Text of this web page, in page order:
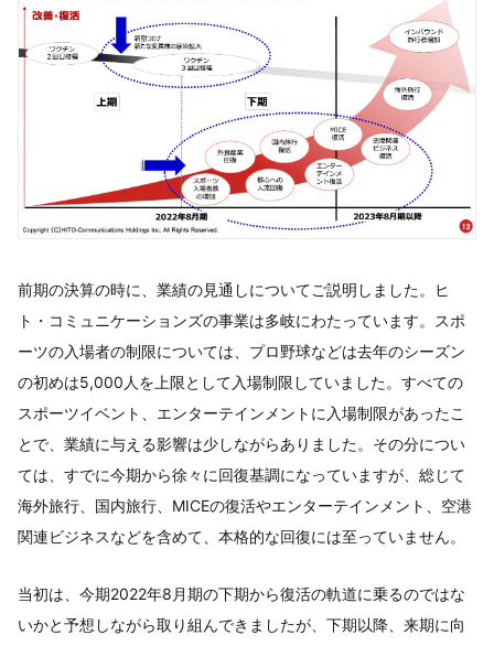
前期の決算の時に、業績の見通しについてご説明しました。ヒ
ト・コミュニケーションズの事業は多岐にわたっています。スポ
ーツの入場者の制限については、プロ野球などは去年のシーズン
の初めは5,000人を上限として入場制限していました。すべての
スポーツイベント、エンターテインメントに入場制限があったこ
とで、業績に与える影響は少しながらありました。その分につい
ては、すでに今期から徐々に回復基調になっていますが、総じて
海外旅行、国内旅行、MICEの復活やエンターテインメント、空港
関連ビジネスなどを含めて、本格的な回復には至っていません。
当初は、今期2022年8月期の下期から復活の軌道に乗るのではな
いかと予想しながら取り組んできましたが、下期以降、来期に向